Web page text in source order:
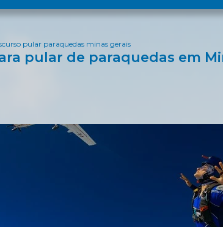
curso pular paraquedas minas gerais
pular de paraquedas em